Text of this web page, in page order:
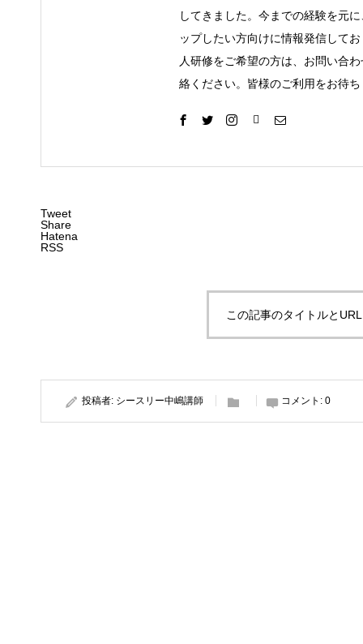
してきました。今までの経験を元
ップしたい方向けに情報発信して
人研修をご希望の方は、お問い合
絡ください。皆様のご利用をお待
Tweet
Share
Hatena
RSS
この記事のタイトルと
投稿者: シースリー中嶋講師 コメント: 0